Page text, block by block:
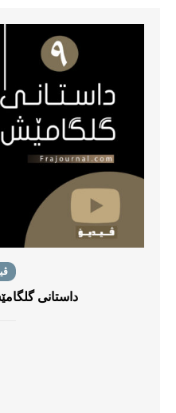
داستانی